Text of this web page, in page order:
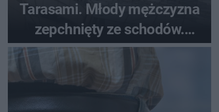
Tarasami. Młody mężczyzna
zepchnięty ze schodów.
Szokujące nagranie krąży po
sieci